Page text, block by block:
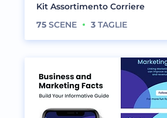
Kit Assortimento Corriere
75 SCENE 3 TAGLIE